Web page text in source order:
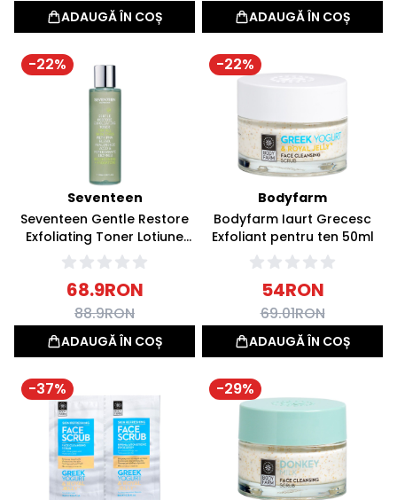
ADAUGĂ ÎN COȘ ADAUGĂ ÎN COȘ
-22%
Seventeen
Seventeen Gentle Restore
Exfoliating Toner Lotiune
Tonica Exfolianta 150ml
68.9RON
88.9RON
ADAUGĂ ÎN COȘ
-22%
Bodyfarm
Bodyfarm Iaurt Grecesc
Exfoliant pentru ten 50ml
54RON
69.01RON
ADAUGĂ ÎN COȘ
-37% -29%